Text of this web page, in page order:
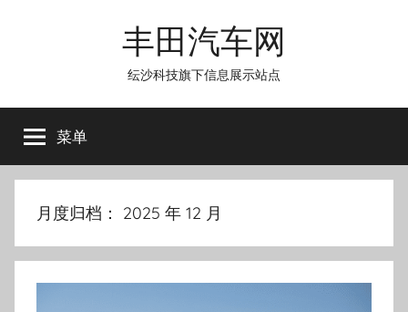
丰田汽车网
纭沙科技旗下信息展示站点
菜单
月度归档： 2025 年 12 月